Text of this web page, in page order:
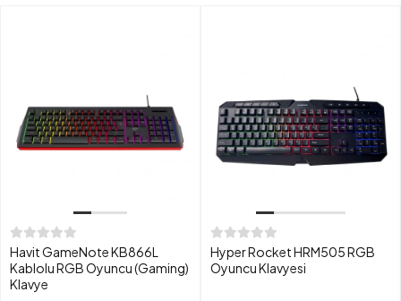
Havit GameNote KB866L
Kablolu RGB Oyuncu (Gaming)
Klavye
Hyper Rocket HRM505 RGB
Oyuncu Klavyesi